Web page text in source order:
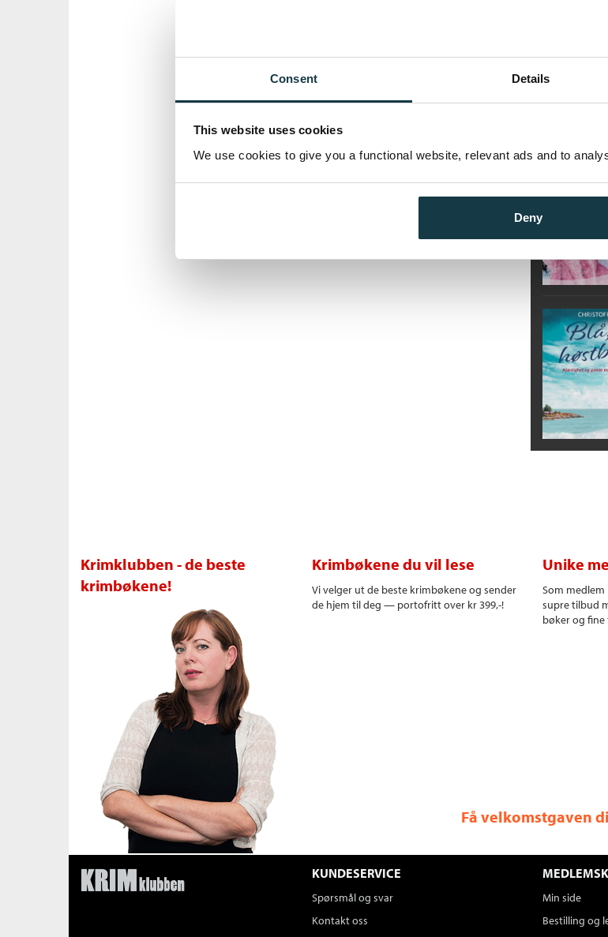
Consent Details
This website uses cookies
We use cookies to give you a functional website, relevant ads and to
Deny
Krimklubben - de beste
krimbøkene!
Krimbøkene du vil lese
Vi velger ut de beste krimbøkene og sender
de hjem til deg — portofritt over kr 399,-!
Unike
Som
supre tilbud
bøker og fine
Få velkomstgaven
KUNDESERVICE
Spørsmål og svar
Kontakt oss
Min side
Bestilling og